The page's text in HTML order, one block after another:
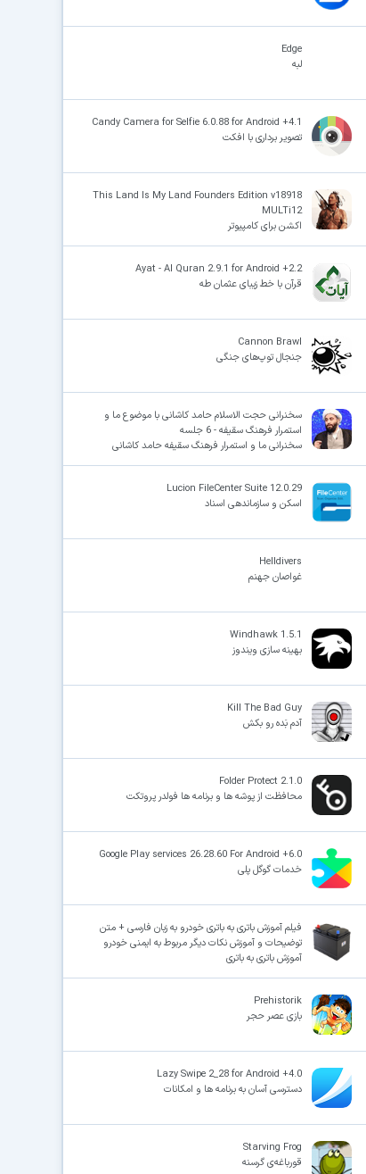
Edge
لبه
Candy Camera for Selfie 6.0.88 for Android +4.1
تصویر برداری با افکت
This Land Is My Land Founders Edition v18918
MULTi12
اکشن برای کامپیوتر
Ayat - Al Quran 2.9.1 for Android +2.2
قرآن با خط زیبای عثمان طه
Cannon Brawl
جنجال توپ‌های جنگی
سخنرانی حجت الاسلام حامد کاشانی با موضوع ما و
استمرار فرهنگ سقیفه - 6 جلسه
سخنرانی ما و استمرار فرهنگ سقیفه حامد کاشانی
Lucion FileCenter Suite 12.0.29
اسکن و سازماندهی اسناد
Helldivers
غواصان جهنم
Windhawk 1.5.1
بهینه سازی ویندوز
Kill The Bad Guy
آدم بَده رو بکش
Folder Protect 2.1.0
محافظت از پوشه ها و برنامه ها فولدر پروتکت
Google Play services 26.28.60 For Android +6.0
خدمات گوگل پلی
فیلم آموزش باتری به باتری خودرو به زبان فارسی + متن
توضیحات و آموزش نکات دیگر مربوط به ایمنی خودرو
آموزش باتری به باتری
Prehistorik
بازی عصر حجر
Lazy Swipe 2_28 for Android +4.0
دسترسی آسان به برنامه ها و امکانات
Starving Frog
قورباغه‌ی گرسنه